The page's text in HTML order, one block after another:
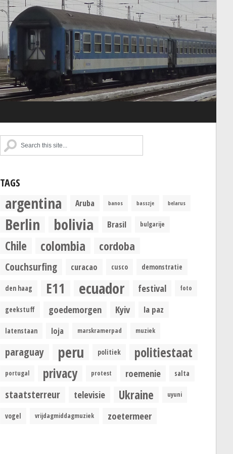
TAGS
argentina Aruba banos basszje belarus
Berlin bolivia Brasil bulgarije
Chile colombia cordoba
Couchsurfing curacao cusco demonstratie
den haag E11 ecuador festival foto
geekstuff goedemorgen Kyiv la paz
latenstaan loja marskramerpad muziek
paraguay peru politiek politiestaat
portugal privacy protest roemenie salta
staatsterreur televisie Ukraine uyuni
vogel vrijdagmiddagmuziek zoetermeer